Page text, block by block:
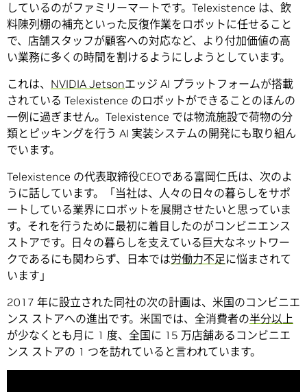
しているのがファミリーマートです。Telexistence は、飲
料陳列棚の補充といった反復作業をロボットに任せること
で、店舗スタッフが顧客への対応など、より付加価値の高
い業務に多くの時間を割けるようにしようとしています。
これは、 NVIDIA Jetsonエッジ AI プラットフォームが搭載
されている Telexistence のロボットができることのほんの
一例に過ぎません。Telexistence では物流施設で荷物の分
類とピッキングを行う AI 実装システムの開発にも取り組ん
でいます。
Telexistence の代表取締役CEOである富岡仁氏は、次のよ
うに話しています。「当社は、人々の日々の暮らしをサポ
ートしている業界にロボットを展開させたいと思っていま
す。それを行うために最初に着目したのがコンビニエンス
ストアです。日々の暮らしを支えている巨大なネットワー
クであるにも関わらず、日本では労働力不足 に悩まされて
います」
2017 年に設立された同社の次の計画は、米国のコンビニエ
ンス ストアへの進出です。米国では、全消費者の半分以上
が少なくとも月に 1 度、全国に 15 万店舗あるコンビニエ
ンス ストアの 1 つを訪れていると言われています。